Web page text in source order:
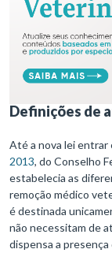
Definições de
Até a nova lei entrar
2013, do Conselho
estabelecia as
remoção médico
é destinada
não necessitam de
dispensa a